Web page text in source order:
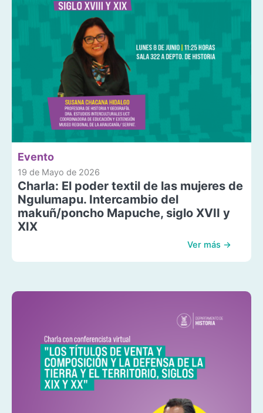
Evento
19 de Mayo de 2026
Charla: El poder textil de las mujeres de
Ngulumapu. Intercambio del
makuñ/poncho Mapuche, siglo XVII y
XIX
Ver más →